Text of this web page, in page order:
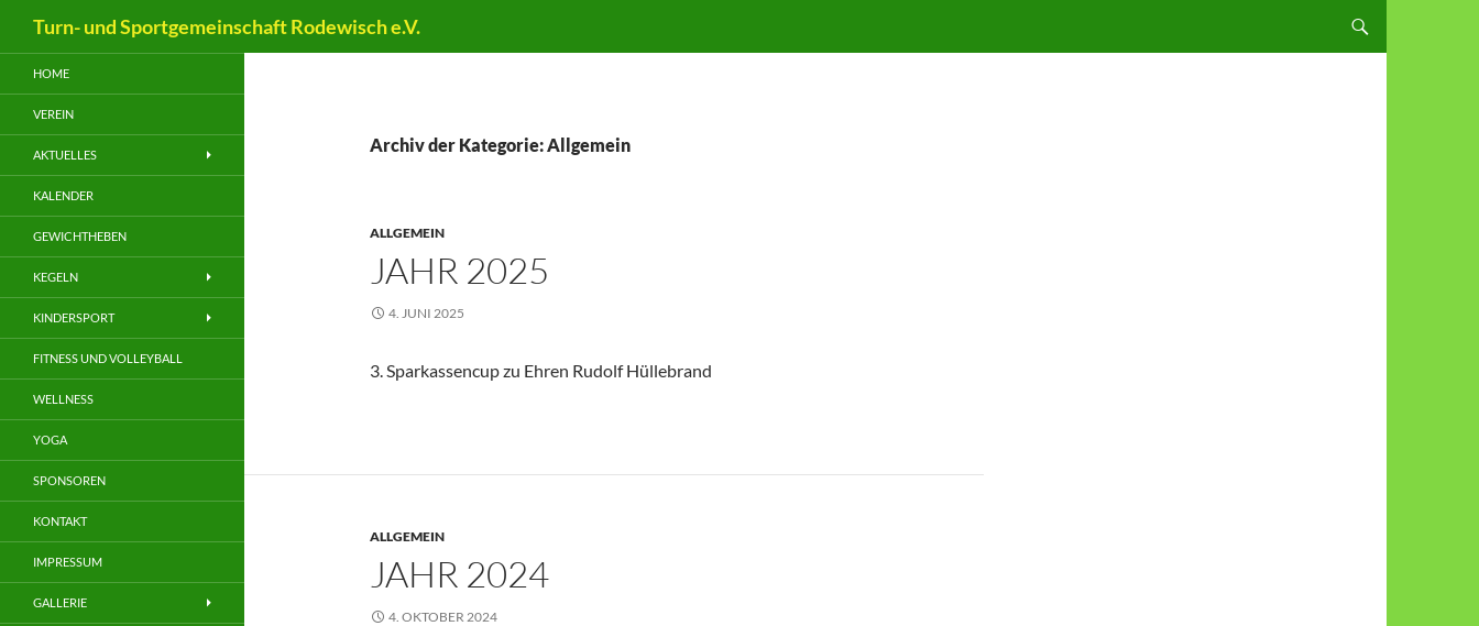
Inhalt
springen
Turn- und Sportgemeinschaft Rodewisch e.V.
Archiv der Kategorie: Allgemein
ALLGEMEIN
JAHR 2025
4. JUNI 2025
3. Sparkassencup zu Ehren Rudolf Hüllebrand
ALLGEMEIN
JAHR 2024
4. OKTOBER 2024
HOME
VEREIN
AKTUELLES
KALENDER
GEWICHTHEBEN
KEGELN
KINDERSPORT
FITNESS UND VOLLEYBALL
WELLNESS
YOGA
SPONSOREN
KONTAKT
IMPRESSUM
GALLERIE